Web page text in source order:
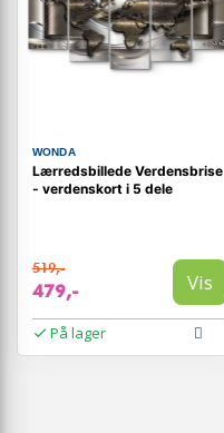
WONDA
Lærredsbillede Verdensbrise
- verdenskort i 5 dele
519,-
479,- Vis
På lager